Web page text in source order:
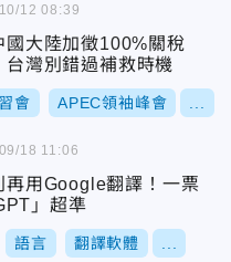
國大陸加徵100%關稅
台灣別錯過補救時機
會 APEC領袖峰會
12 08:39
再用Google翻譯！一票
」超準
語言 翻譯軟體
18 11:06